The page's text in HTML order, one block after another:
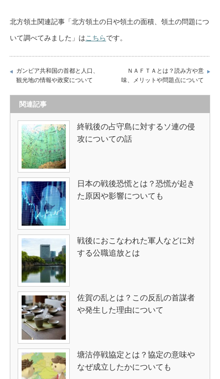
北方領土関連記事「北方領土の日や領土の面積、領土の問題につ
いて調べてみました」はこちらです。
ガンビア共和国の首都と人口、
観光地の情報や政変について
ＮＡＦＴＡとは？読み方や意
味、メリットや問題点について
関連記事
終戦後の占守島に対するソ連の侵
攻についての話
日本の戦後恐慌とは？恐慌が起き
た原因や影響についても
戦後におこなわれた軍人などに対
する公職追放とは
佐賀の乱とは？この反乱の首謀者
や発生した理由について
塘沽停戦協定とは？協定の意味や
なぜ成立したかについても